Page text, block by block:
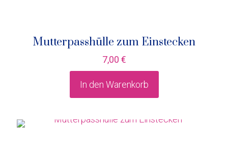
Mutterpasshülle zum Einstecken
7,00 €
In den Warenkorb